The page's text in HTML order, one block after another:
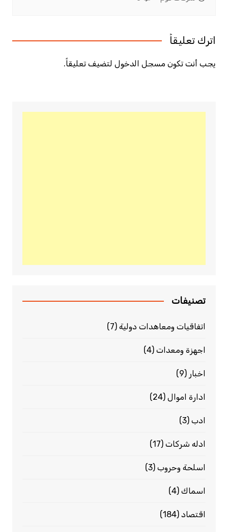
اترك تعليقاً
يجب أنت تكون مسجل الدخوللتضيف تعليقاً.
تصنيفات
اتفاقيات ومعاهدات دولية(7)
اجهزة ومعدات(4)
اخبار (9)
ادارة اموال(24)
ادب(3)
ادله شركات(17)
اسلحة وحروب(3)
اسماك(4)
اقتصاد(184)